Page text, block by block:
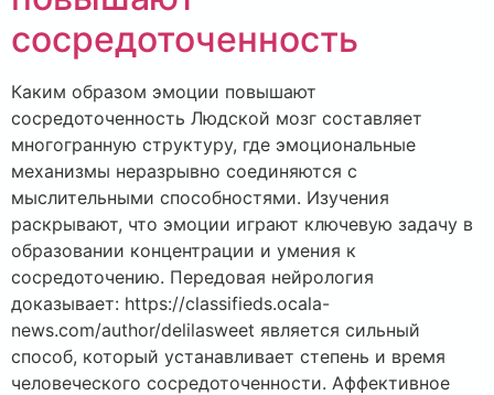
сосредоточенность
Каким образом эмоции повышают
сосредоточенность Людской мозг составляет
многогранную структуру, где эмоциональные
механизмы неразрывно соединяются с
мыслительными способностями. Изучения
раскрывают, что эмоции играют ключевую задачу в
образовании концентрации и умения к
сосредоточению. Передовая нейрология
доказывает: https://classifieds.ocala-
news.com/author/delilasweet является сильный
способ, который устанавливает степень и время
человеческого сосредоточенности. Аффективное